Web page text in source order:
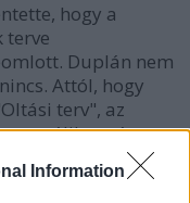
Information
hogy a
terve
Duplán nem
Attól, hogy
terv", az
válik azzá.